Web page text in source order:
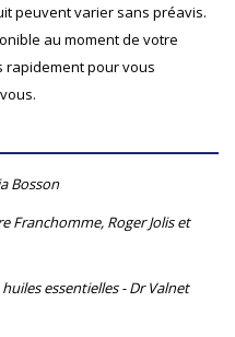
peuvent varier sans préavis.
au moment de votre
rapidement pour vous
Bosson
Franchomme, Roger Jolis et
essentielles - Dr Valnet